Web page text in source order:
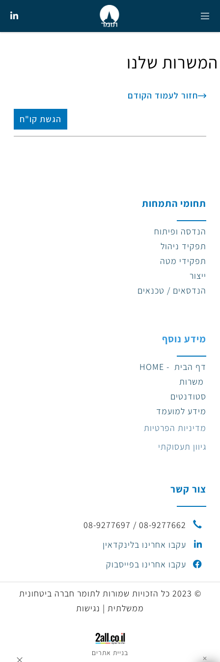
המשרות שלנו
חזור לעמוד הקודם
הגשת קו"ח
תחומי התמחות
הנדסה ופיתוח
תפקיד ניהול
תפקידי מטה
ייצור
הנדסאים / טכנאים
מידע נוסף
דף הבית - HOME
משרות
סטודנטים
מידע למועמד
מדיניות הפרטיות
גיוון תעסוקתי
צור קשר
08-9277662 / 08-9277697
עקבו אחרינו בלינקדאין
עקבו אחרינו בפייסבוק
© 2023 כל הזכויות שמורות לתומר חברה ביטחונית
ממשלתית | נגישות
בניית אתרים
✕